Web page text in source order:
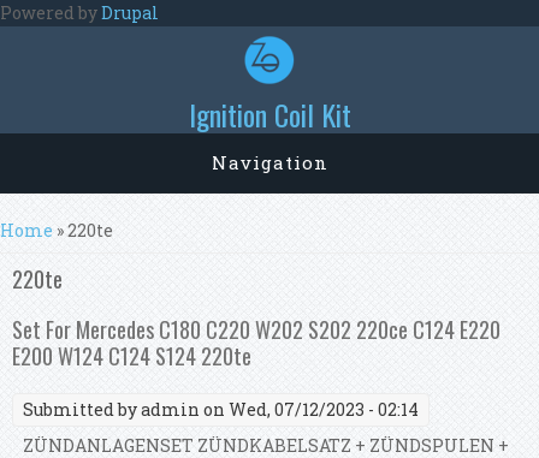
Skip to main content
Powered byDrupal
Ignition Coil Kit
Navigation
You are here
Home » 220te
220te
Set For Mercedes C180 C220 W202 S202 220ce C124 E220
E200 W124 C124 S124 220te
Submitted byadmin on Wed, 07/12/2023 - 02:14
ZÜNDANLAGENSET ZÜNDKABELSATZ + ZÜNDSPULEN +